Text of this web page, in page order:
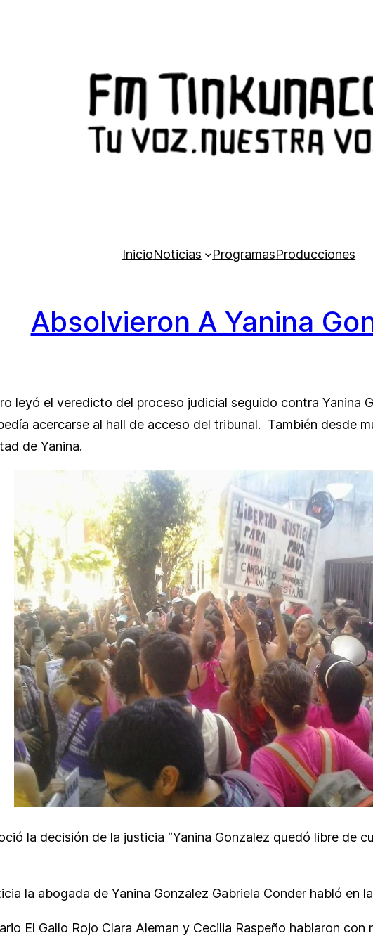
InicioNoticias ProgramasProducciones
Absolvieron A Yanina
leyó el veredicto del proceso judicial seguido contra Yanina
acercarse al hall de acceso del tribunal. También desde
de Yanina.
la decisión de la justicia “Yanina Gonzalez quedó libre de
la abogada de Yanina Gonzalez Gabriela Conder habló en
El Gallo Rojo Clara Aleman y Cecilia Raspeño hablaron